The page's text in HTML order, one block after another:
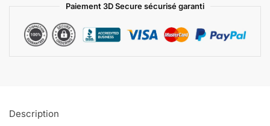
Paiement 3D Secure sécurisé garanti
Description